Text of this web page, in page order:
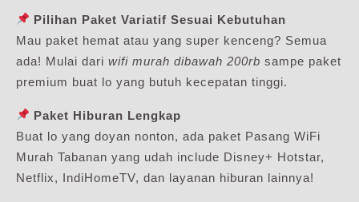
Pilihan Paket Variatif Sesuai Kebutuhan
Mau paket hemat atau yang super kenceng? Semua
ada! Mulai dari wifi murah dibawah 200rb sampe paket
premium buat lo yang butuh kecepatan tinggi.
Paket Hiburan Lengkap
Buat lo yang doyan nonton, ada paket Pasang WiFi
Murah Tabanan yang udah include Disney+ Hotstar,
Netflix, IndiHomeTV, dan layanan hiburan lainnya!